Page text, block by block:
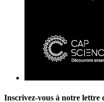
Inscrivez-vous à notre lettre